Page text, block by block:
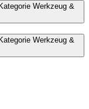
Werkzeug &
Werkzeug &